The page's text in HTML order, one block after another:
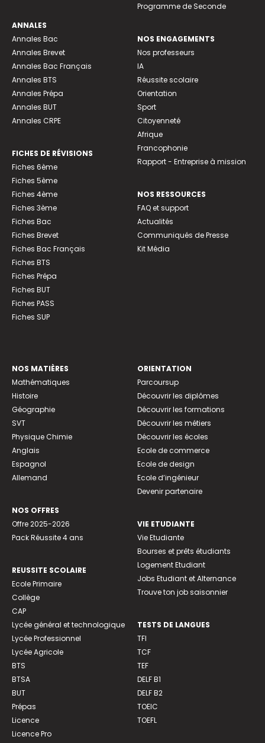
ANNALES
Annales Bac
Annales Brevet
Annales Bac Français
Annales BTS
Annales Prépa
Annales BUT
Annales CRPE
FICHES DE RÉVISIONS
Fiches 6ème
Fiches 5ème
Fiches 4ème
Fiches 3ème
Fiches Bac
Fiches Brevet
Fiches Bac Français
Fiches BTS
Fiches Prépa
Fiches BUT
Fiches PASS
Fiches SUP
Programme de Seconde
NOS ENGAGEMENTS
Nos professeurs
IA
Réussite scolaire
Orientation
Sport
Citoyenneté
Afrique
Francophonie
Rapport - Entreprise à mission
NOS RESSOURCES
FAQ et support
Actualités
Communiqués de Presse
Kit Média
NOS MATIÈRES
Mathématiques
Histoire
Géographie
SVT
Physique Chimie
Anglais
Espagnol
Allemand
NOS OFFRES
Offre 2025-2026
Pack Réussite 4 ans
REUSSITE SCOLAIRE
Ecole Primaire
Collège
CAP
Lycée général et technologique
Lycée Professionnel
Lycée Agricole
BTS
BTSA
BUT
Prépas
Licence
Licence Pro
ORIENTATION
Parcoursup
Découvrir les diplômes
Découvrir les formations
Découvrir les métiers
Découvrir les écoles
Ecole de commerce
Ecole de design
Ecole d’ingénieur
Devenir partenaire
VIE ETUDIANTE
Vie Etudiante
Bourses et prêts étudiants
Logement Etudiant
Jobs Etudiant et Alternance
Trouve ton job saisonnier
TESTS DE LANGUES
TFI
TCF
TEF
DELF B1
DELF B2
TOEIC
TOEFL